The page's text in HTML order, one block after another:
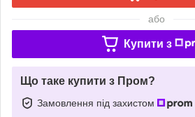
або
Купити з
Що таке купити з Пром?
Замовлення під захистом